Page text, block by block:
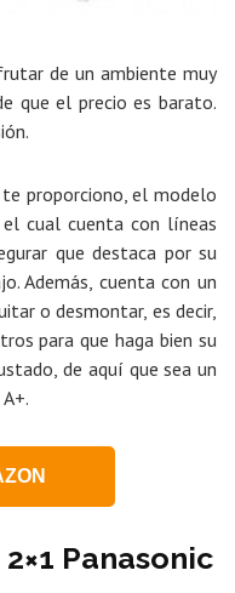
de un ambiente muy
que el precio es barato.
proporciono, el modelo
cual cuenta con líneas
que destaca por su
Además, cuenta con un
o desmontar, es decir,
para que haga bien su
de aquí que sea un
Panasonic